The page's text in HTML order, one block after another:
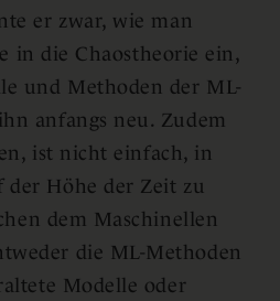
er zwar, wie man
in die Chaostheorie ein,
und Methoden der ML-
anfangs neu. Zudem
ist nicht einfach, in
der Höhe der Zeit zu
dem Maschinellen
die ML-Methoden
Modelle oder